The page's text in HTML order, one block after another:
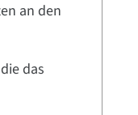
an den
das